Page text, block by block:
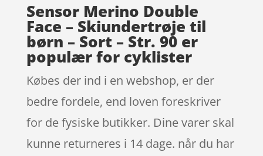
Sensor Merino Double
Face – Skiundertrøje til
børn – Sort – Str. 90 er
populær for cyklister
Købes der ind i en webshop, er der
bedre fordele, end loven foreskriver
for de fysiske butikker. Dine varer skal
kunne returneres i 14 dage. når du har